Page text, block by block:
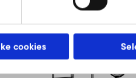
cookies